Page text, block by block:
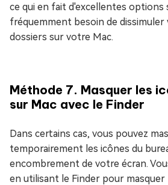
ce qui en fait d'excellentes options
fréquemment besoin de
dossiers sur votre Mac.
Méthode 7. Masquer les
sur Mac avec le Finder
Dans certains cas, vous pouvez
temporairement les icônes du
encombrement de votre écran.
en utilisant le Finder pour